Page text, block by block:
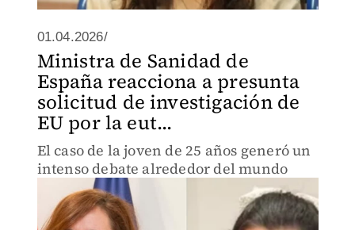
01.04.2026/
Ministra de Sanidad de
España reacciona a presunta
solicitud de investigación de
EU por la eut...
El caso de la joven de 25 años generó un
intenso debate alrededor del mundo